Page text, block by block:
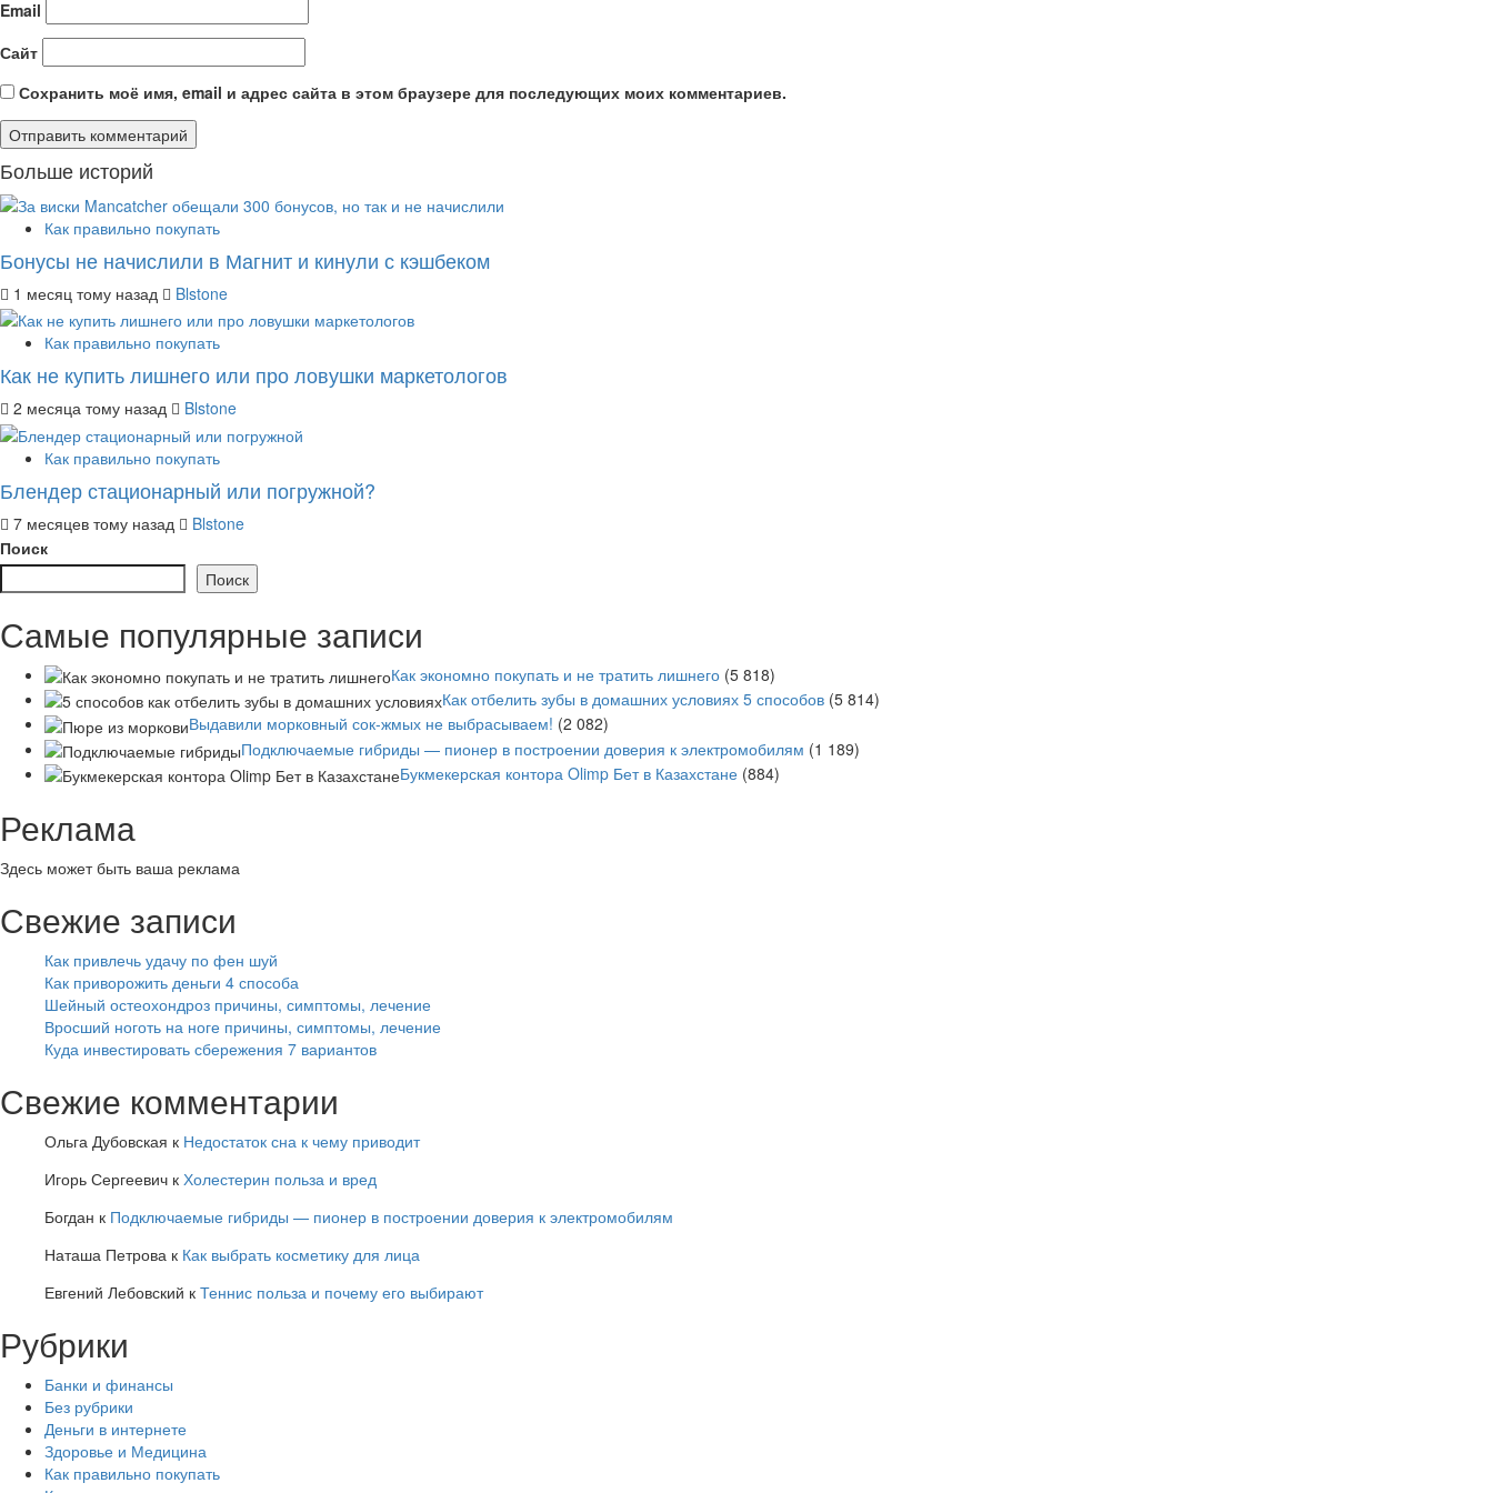
Email
Сайт
Сохранить моё имя, email и адрес сайта в этом браузере для последующих моих комментариев.
Больше историй
Как правильно покупать
Бонусы не начислили в Магнит и кинули с кэшбеком
1 месяц тому назад Blstone
Как правильно покупать
Как не купить лишнего или про ловушки маркетологов
2 месяца тому назад Blstone
Как правильно покупать
Блендер стационарный или погружной?
7 месяцев тому назад
Blstone
Поиск
Поиск
Самые популярные записи
Как экономно покупать и не тратить лишнего (5 818)
Как отбелить зубы в домашних условиях 5 способов (5 814)
Выдавили морковный сок-жмых не выбрасываем! (2 082)
Подключаемые гибриды — пионер в построении доверия к электромобилям (1 189)
Букмекерская контора Olimp Бет в Казахстане (884)
Реклама
Здесь может быть ваша реклама
Свежие записи
Как привлечь удачу по фен шуй
Как приворожить деньги 4 способа
Шейный остеохондроз причины, симптомы, лечение
Вросший ноготь на ноге причины, симптомы, лечение
Куда инвестировать сбережения 7 вариантов
Свежие комментарии
Ольга Дубовская к Недостаток сна к чему приводит
Игорь Сергеевич к Холестерин польза и вред
Богдан к Подключаемые гибриды — пионер в построении доверия к электромобилям
Наташа Петрова к Как выбрать косметику для лица
Евгений Лебовский к Теннис польза и почему его выбирают
Рубрики
Банки и финансы
Без рубрики
Деньги в интернете
Здоровье и Медицина
Как правильно покупать